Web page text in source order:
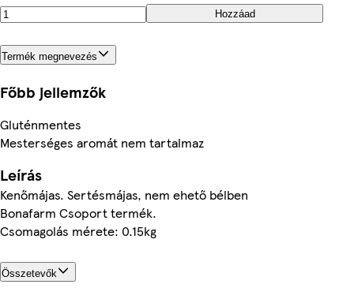
Hozzáad
Termék megnevezés
Főbb jellemzők
Gluténmentes
Mesterséges aromát nem tartalmaz
Leírás
Kenőmájas. Sertésmájas, nem ehető bélben
Bonafarm Csoport termék.
Csomagolás mérete: 0.15kg
Összetevők